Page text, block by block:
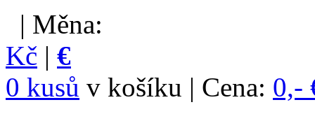
| Měna:
Kč | €
0 kusů v košíku | Cena: 0,-